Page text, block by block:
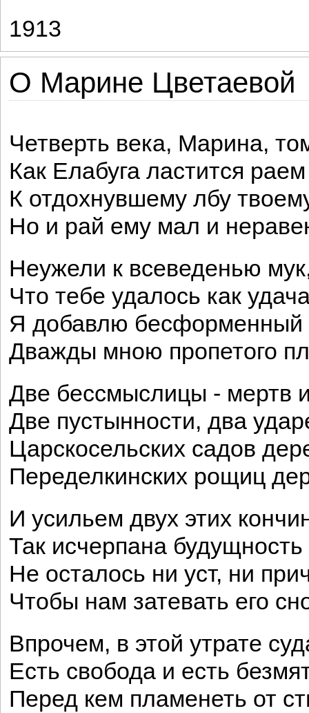
1913
О Марине Цветаевой
Четверть века, Марина,
Как Елабуга ластится раем
К отдохнувшему лбу
Но и рай ему мал и
Неужели к всеведенью
Что тебе удалось как
Я добавлю бесформенный
Дважды мною пропетого
Две бессмыслицы - мертв
Две пустынности, два
Царскосельских садов
Переделкинских рощиц
И усильем двух этих
Так исчерпана
Не осталось ни уст, ни
Чтобы нам затевать его
Впрочем, в этой утрате
Есть свобода и есть
Перед кем пламенеть от